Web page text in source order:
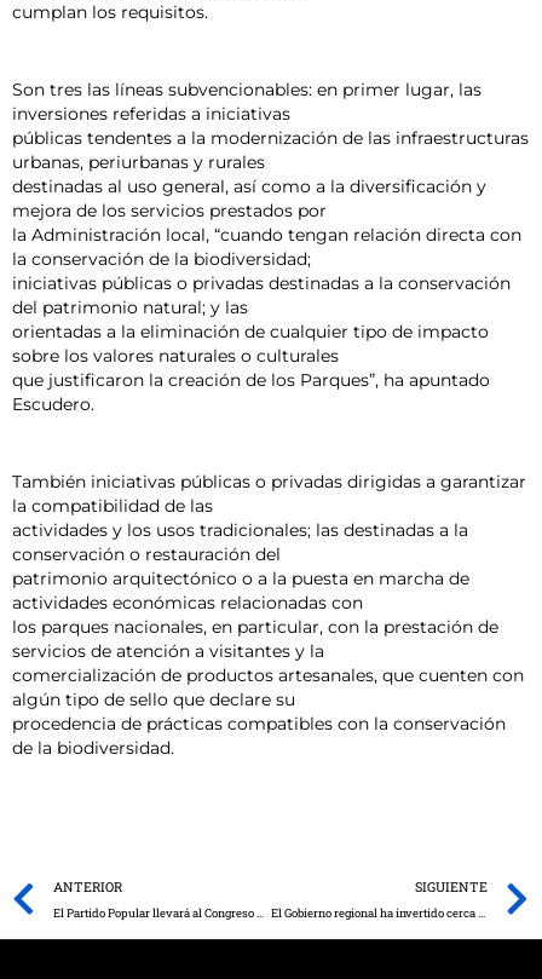
cumplan los requisitos.
Son tres las líneas subvencionables: en primer lugar, las
inversiones referidas a iniciativas
públicas tendentes a la modernización de las infraestructuras
urbanas, periurbanas y rurales
destinadas al uso general, así como a la diversificación y
mejora de los servicios prestados por
la Administración local, “cuando tengan relación directa con
la conservación de la biodiversidad;
iniciativas públicas o privadas destinadas a la conservación
del patrimonio natural; y las
orientadas a la eliminación de cualquier tipo de impacto
sobre los valores naturales o culturales
que justificaron la creación de los Parques”, ha apuntado
Escudero.
También iniciativas públicas o privadas dirigidas a garantizar
la compatibilidad de las
actividades y los usos tradicionales; las destinadas a la
conservación o restauración del
patrimonio arquitectónico o a la puesta en marcha de
actividades económicas relacionadas con
los parques nacionales, en particular, con la prestación de
servicios de atención a visitantes y la
comercialización de productos artesanales, que cuenten con
algún tipo de sello que declare su
procedencia de prácticas compatibles con la conservación
de la biodiversidad.
Prev
ANTERIOR
El Partido Popular llevará al Congreso de los Diputados los daños provocados por la sobrepoblación de conejos en Castilla-La Mancha.
SIGUIENTE
El Gobierno regional ha invertido cerca de 16 millones de euros en equipamiento de alta tecnología para el Complejo Hospitalario Universitario de Albacete.